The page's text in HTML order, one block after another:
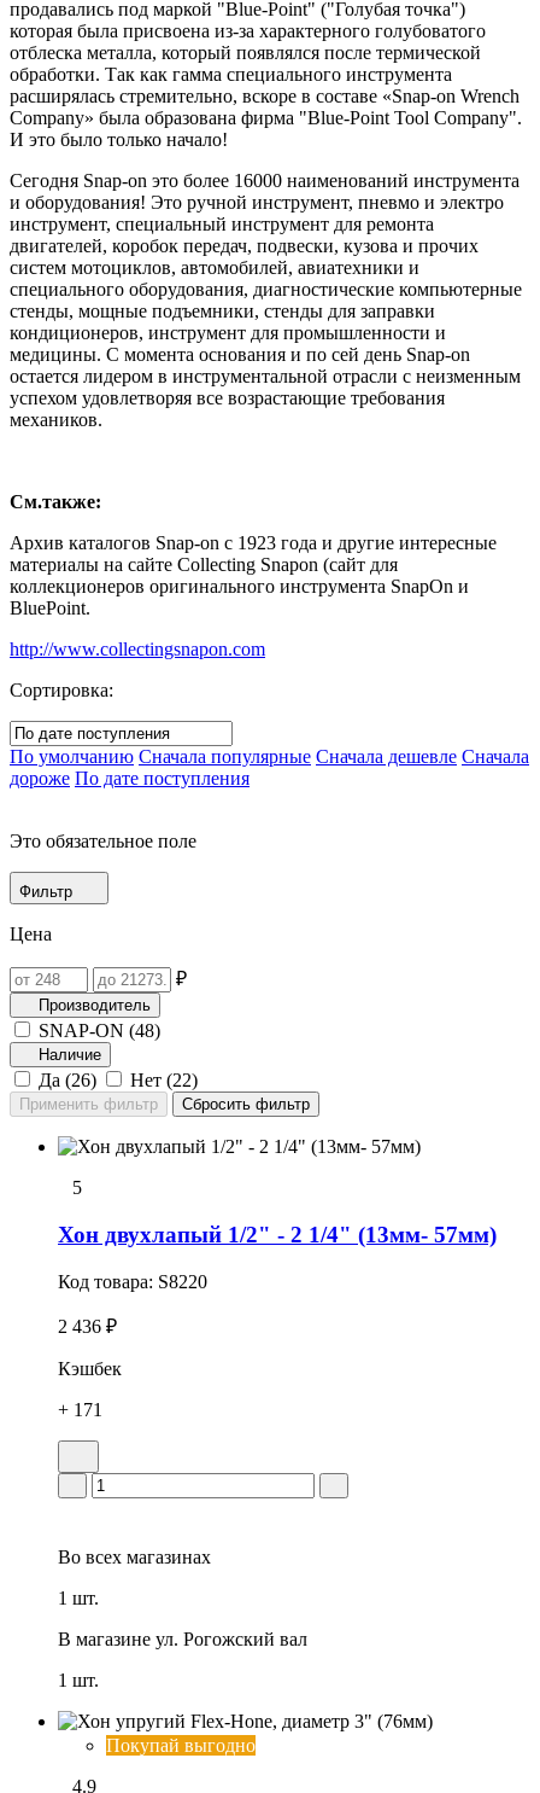
продавались под маркой "Blue-Point" ("Голубая точка")
которая была присвоена из-за характерного голубоватого
отблеска металла, который появлялся после термической
обработки. Так как гамма специального инструмента
расширялась стремительно, вскоре в составе «Snap-on Wrench
Company» была образована фирма "Blue-Point Tool Company".
И это было только начало!
Сегодня Snap-on это более 16000 наименований инструмента
и оборудования! Это ручной инструмент, пневмо и электро
инструмент, специальный инструмент для ремонта
двигателей, коробок передач, подвески, кузова и прочих
систем мотоциклов, автомобилей, авиатехники и
специального оборудования, диагностические компьютерные
стенды, мощные подъемники, стенды для заправки
кондиционеров, инструмент для промышленности и
медицины. С момента основания и по сей день Snap-on
остается лидером в инструментальной отрасли с неизменным
успехом удовлетворяя все возрастающие требования
механиков.
См.также:
Архив каталогов Snap-on с 1923 года и другие интересные
материалы на сайте Collecting Snapon (сайт для
коллекционеров оригинального инструмента SnapOn и
BluePoint.
http://www.collectingsnapon.com
Сортировка:
По умолчанию Сначала популярные Сначала дешевле Сначала
дороже По дате поступления
Это обязательное поле
Фильтр
Цена
₽
Производитель
SNAP-ON (48)
Наличие
Да (26) Нет (22)
5
Хон двухлапый 1/2" - 2 1/4" (13мм- 57мм)
Код товара: S8220
2 436 ₽
Кэшбек
+ 171
Во всех магазинах
1 шт.
В магазине ул. Рогожский вал
1 шт.
Покупай выгодно
4.9